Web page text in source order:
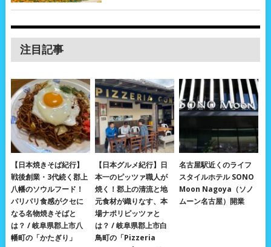
注目記事
【日本焼きそば紀行】
戦後創業・3代続く郡上
八幡のソウルフード！
パリパリ食感がクセに
なる名物焼きそばと
は？ / 岐阜県郡上市八
幡町の「かたぎり」
【日本グルメ紀行】日
本一のピッツァ職人が
焼く！郡上の清流と地
元食材が織りなす、本
場ナポリピッツァと
は？ / 岐阜県郡上市白
鳥町の「Pizzeria
名古屋駅近くのライフ
スタイルホテル SONO
Moon Nagoya（ソノ
ムーン名古屋）開業